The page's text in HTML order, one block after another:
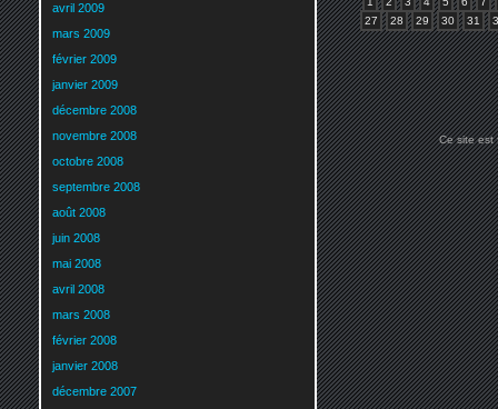
27
28 29 30 31
avril 2009
mars 2009
février 2009
janvier 2009
décembre 2008
novembre 2008
octobre 2008
septembre 2008
août 2008
juin 2008
mai 2008
avril 2008
mars 2008
février 2008
janvier 2008
décembre 2007
Ce site est